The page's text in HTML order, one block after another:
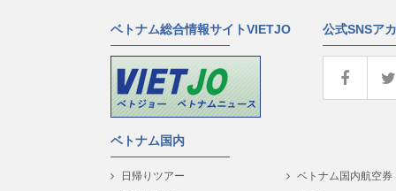
ベトナム総合情報サイトVIETJO 公式SNSア
ベトナム国内
日帰りツアー
ベトナム国内航空券